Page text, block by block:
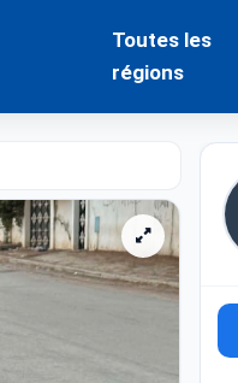
Toutes les
régions